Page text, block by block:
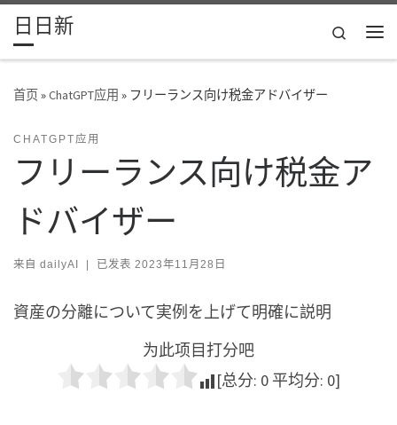
Skip to content
日日新
Search
首页»ChatGPT应用 » フリーランス向け税金アドバイザー
CHATGPT应用
フリーランス向け税金ア
ドバイザー
来自 dailyAI | 已发表 2023年11月28日
資産の分離について実例を上げて明確に説明
为此项目打分吧
[总分: 0 平均分: 0]